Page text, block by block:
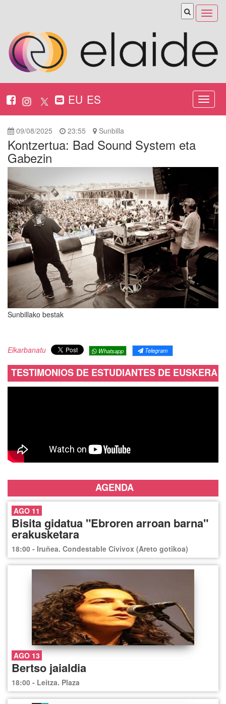
Abrir
menú
EU ES
ireki
09/08/2025
23:55 Sunbilla
Kontzertua: Bad Sound System eta
Gabezin
Sunbillako bestak
Elkarbanatu Whatsapp Telegram
TESTIMONIOS DE ESTUDIANTES DE EUSKERA
AGENDA
AGO 11
Bisita gidatua "Ebroren arroan barna"
erakusketara
18:00 - Iruñea. Condestable Civivox (Areto gotikoa)
AGO 13
Bertso jaialdia
18:00 - Leitza. Plaza